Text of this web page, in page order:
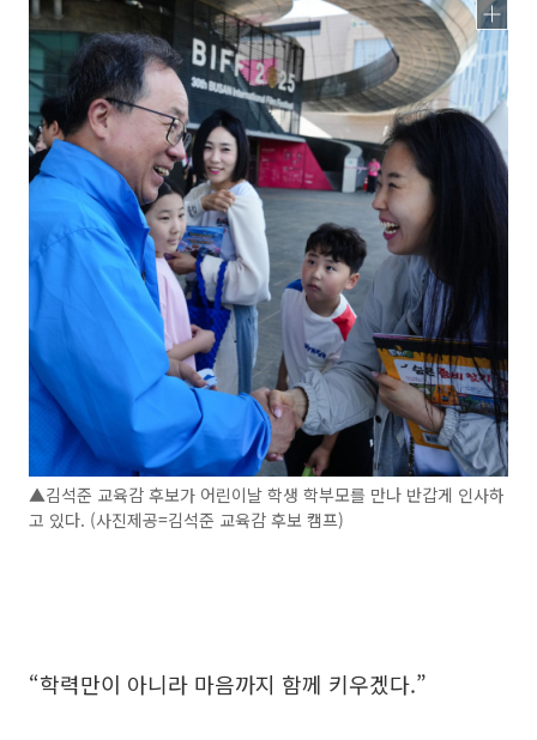
▲김석준 교육감 후보가 어린이날 학생 학부모를 만나 반갑게 인사하
고 있다. (사진제공=김석준 교육감 후보 캠프)
“학력만이 아니라 마음까지 함께 키우겠다.”